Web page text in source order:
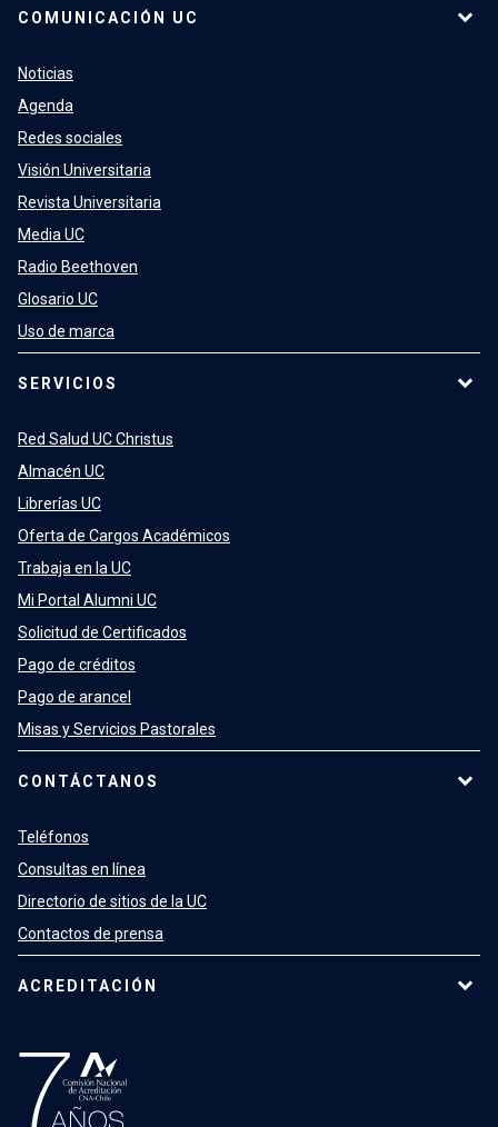
COMUNICACIÓN UC
Noticias
Agenda
Redes sociales
Visión Universitaria
Revista Universitaria
Media UC
Radio Beethoven
Glosario UC
Uso de marca
SERVICIOS
Red Salud UC Christus
Almacén UC
Librerías UC
Oferta de Cargos Académicos
Trabaja en la UC
Mi Portal Alumni UC
Solicitud de Certificados
Pago de créditos
Pago de arancel
Misas y Servicios Pastorales
CONTÁCTANOS
Teléfonos
Consultas en línea
Directorio de sitios de la UC
Contactos de prensa
ACREDITACIÓN